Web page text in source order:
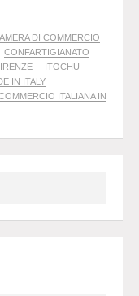
DI COMMERCIO
CONFARTIGIANATO
ITOCHU
IN ITALY
ITALIANA IN